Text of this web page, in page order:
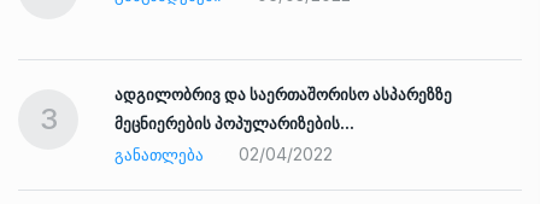
3
ადგილობრივ და საერთაშორისო ასპარეზზე
მეცნიერების პოპულარიზების…
ᲒᲐᲜᲐᲗᲚᲔᲑᲐ
02/04/2022